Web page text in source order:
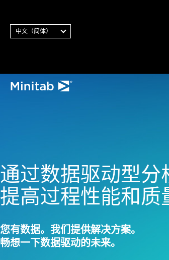
中文（简体）
通过数据
通过数据驱动型分
提高过程性能和质
您有数据。我们提供解决方案。
畅想一下数据驱动的未来。